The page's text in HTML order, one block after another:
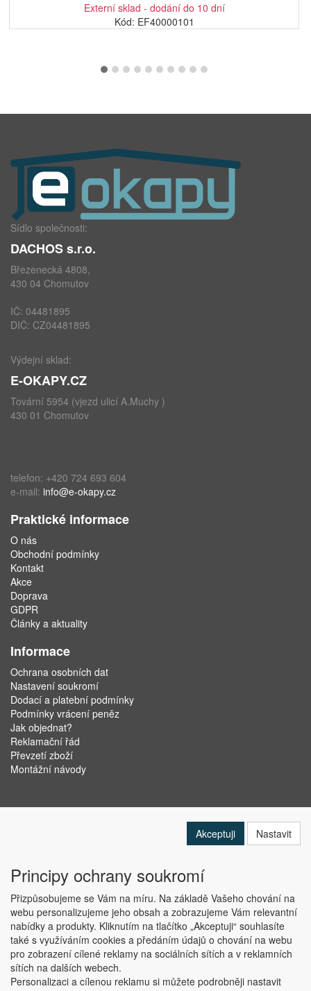
Externí sklad - dodání do 10 dní
Kód: EF40000101
Sídlo společnosti:
DACHOS s.r.o.
Březenecká 4808,
430 04 Chomutov
IČ: 04481895
DIČ: CZ04481895
Výdejní sklad:
E-OKAPY.CZ
Tovární 5954 (vjezd ulicí A.Muchy )
430 01 Chomutov
telefon: +420 724 693 604
e-mail: info@e-okapy.cz
Praktické informace
O nás
Obchodní podmínky
Kontakt
Akce
Doprava
GDPR
Články a aktuality
Informace
Ochrana osobních dat
Nastavení soukromí
Dodací a platební podmínky
Podmínky vrácení peněz
Jak objednat?
Reklamační řád
Převzetí zboží
Montážní návody
Copyright © ABRA Software a.s. 2019
Akceptuji Nastavit
Principy ochrany soukromí
Přizpůsobujeme se Vám na míru. Na základě Vašeho chování na
webu personalizujeme jeho obsah a zobrazujeme Vám relevantní
nabídky a produkty. Kliknutím na tlačítko „Akceptuji“ souhlasíte
také s využíváním cookies a předáním údajů o chování na webu
pro zobrazení cílené reklamy na sociálních sítích a v reklamních
sítích na dalších webech.
Personalizaci a cílenou reklamu si můžete podrobněji nastavit